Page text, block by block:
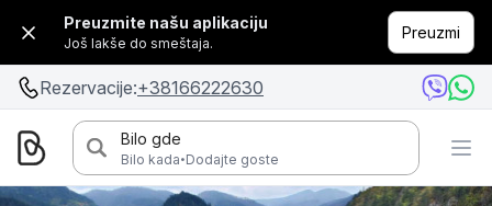
Preuzmite našu aplikaciju
Još lakše do smeštaja.
Preuzmi
Rezervacije:+38166222630
Bilo gde
Bilo kada·Dodajte goste